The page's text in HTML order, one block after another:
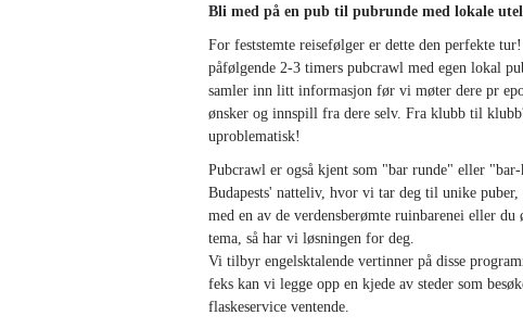
Bli med på en pub til pubrunde med lokale
For feststemte reisefølger er dette den perfekte
påfølgende 2-3 timers pubcrawl med egen lokal
samler inn litt informasjon før vi møter dere pr
ønsker og innspill fra dere selv. Fra klubb til
uproblematisk!
Pubcrawl er også kjent som "bar runde" eller
Budapests' natteliv, hvor vi tar deg til unike
med en av de verdensberømte ruinbarenei eller
tema, så har vi løsningen for deg.
Vi tilbyr engelsktalende vertinner på disse
feks kan vi legge opp en kjede av steder som
flaskeservice ventende.